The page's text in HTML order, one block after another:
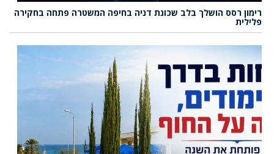
רימון רסס הושלך בלב שכונת דניה בחיפה המשטרה פתחה בחקירה
פלילית